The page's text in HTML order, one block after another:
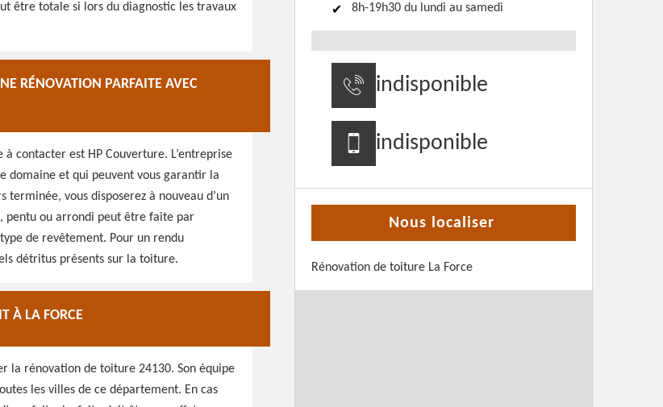
être totale si lors du diagnostic les travaux
RÉNOVATION PARFAITE AVEC
contacter est HP Couverture. L’entreprise
domaine et qui peuvent vous garantir la
vous disposerez à nouveau d’un
pentu ou arrondi peut être faite par
de revêtement. Pour un rendu
détritus présents sur la toiture.
À LA FORCE
la rénovation de toiture 24130. Son équipe
les villes de ce département. En cas
8h-19h30 du lundi au samedi
indisponible
indisponible
Nous localiser
Rénovation de toiture La Force